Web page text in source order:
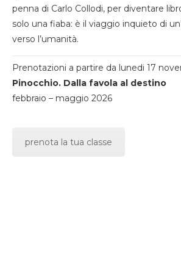
penna di Carlo Collodi, per diventare
solo una fiaba: è il viaggio inquieto di
verso l’umanità.
Prenotazioni a partire da lunedi 17
Pinocchio. Dalla favola al destino
febbraio – maggio 2026
prenota la tua classe